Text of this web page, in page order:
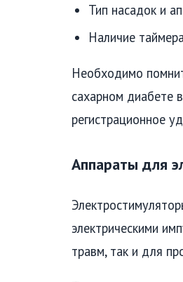
Тип насадок и
Наличие
Необходимо
сахарном диабете
регистрационное
Аппараты для
электрическими
травм, так и для